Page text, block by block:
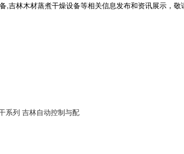
,吉林木材蒸煮干燥设备等相关信息发布和资讯展示，敬
系列 吉林自动控制与配